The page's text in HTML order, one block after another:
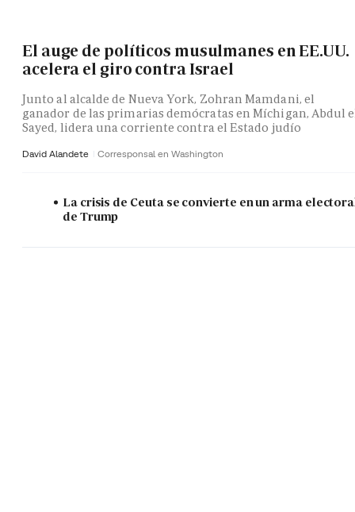
El auge de políticos musulmanes en EE.UU.
acelera el giro contra Israel
Junto al alcalde de Nueva York, Zohran Mamdani, el
ganador de las primarias demócratas en Míchigan, Abdul
Sayed, lidera una corriente contra el Estado judío
David Alandete Corresponsal en Washington
La crisis de Ceuta se convierte en un arma
de Trump